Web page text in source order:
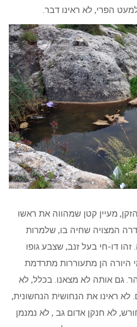
הפרי, לא ראינו דבר.
מעיין קטן שמהווה את ראשו
המצויה שחיה בו, שלמרות
דו-חי בעל זנב, שצבע גופו
היורה הן מתעוררות מתרדמת
גם אותה לא מצאנו. בכלל, לא
לא ראינו את הנחושית הנחשונית,
לא חנקן אדום גב , לא נמנמן